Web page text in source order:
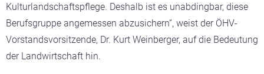
Kulturlandschaftspflege. Deshalb ist es unabdingbar, diese
Berufsgruppe angemessen abzusichern“, weist der ÖHV-
Vorstandsvorsitzende, Dr. Kurt Weinberger, auf die Bedeutung
der Landwirtschaft hin.